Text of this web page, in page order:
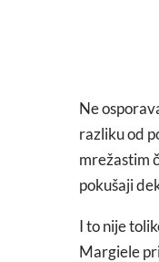
Ne
razliku od
mrežastim
pokušaji
I to nije
Margiele